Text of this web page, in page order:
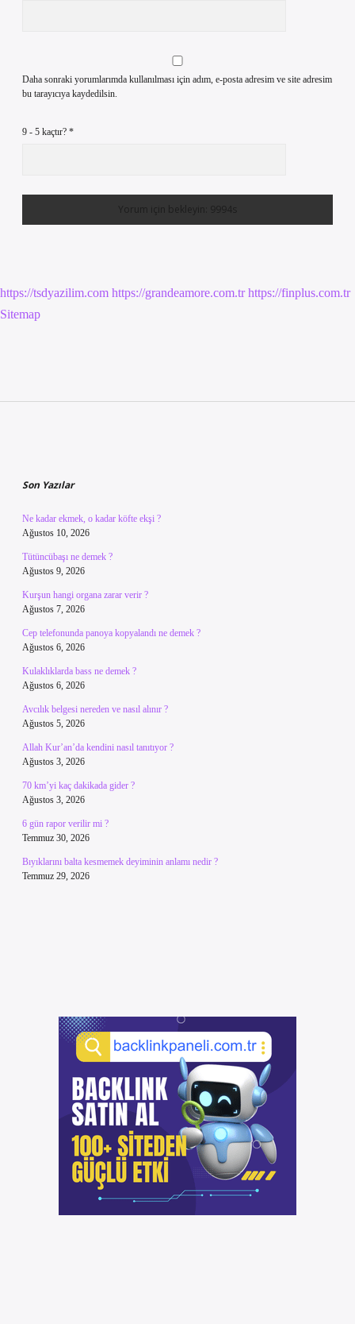
Daha sonraki yorumlarımda kullanılması için adım, e-posta adresim ve site adresim
bu tarayıcıya kaydedilsin.
9 - 5 kaçtır? *
https://tsdyazilim.com https://grandeamore.com.tr https://finplus.com.tr
Sitemap
Son Yazılar
Ne kadar ekmek, o kadar köfte ekşi ?
Ağustos 10, 2026
Tütüncübaşı ne demek ?
Ağustos 9, 2026
Kurşun hangi organa zarar verir ?
Ağustos 7, 2026
Cep telefonunda panoya kopyalandı ne demek ?
Ağustos 6, 2026
Kulaklıklarda bass ne demek ?
Ağustos 6, 2026
Avcılık belgesi nereden ve nasıl alınır ?
Ağustos 5, 2026
Allah Kur’an’da kendini nasıl tanıtıyor ?
Ağustos 3, 2026
70 km’yi kaç dakikada gider ?
Ağustos 3, 2026
6 gün rapor verilir mi ?
Temmuz 30, 2026
Bıyıklarını balta kesmemek deyiminin anlamı nedir ?
Temmuz 29, 2026